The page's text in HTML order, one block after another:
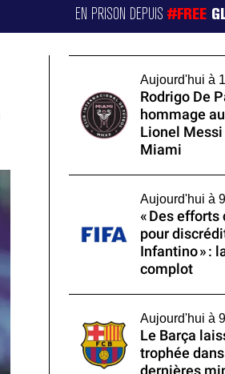
EN PRISON DEPUIS#FREE
Aujourd'hui à
Rodrigo De
hommage
Lionel
Miami
Aujourd'hui à
« Des efforts
pour
Infantino » :
complot
Aujourd'hui à
Le Barça
trophée
dernières